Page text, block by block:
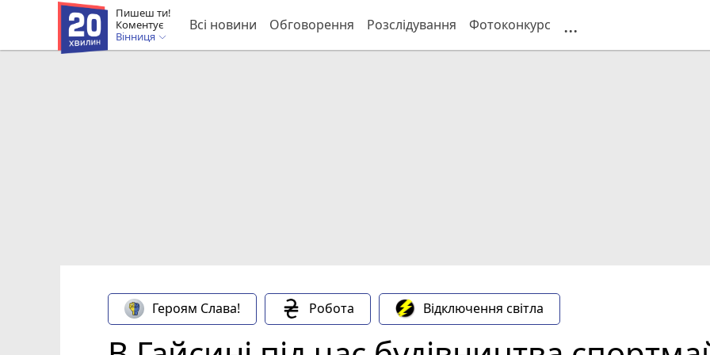
Пишеш ти!
Коментує
Вінниця
Всі новини Обговорення Розслідування Фотоконкурс ...
Героям Слава! Робота Відключення світла